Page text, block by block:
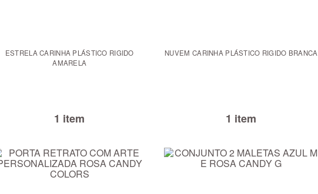
ESTRELA CARINHA PLÁSTICO RIGIDO
AMARELA
1 item
NUVEM CARINHA PLÁSTICO RIGIDO BRANCA
1 item